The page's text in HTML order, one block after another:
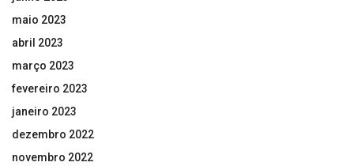
maio 2023
abril 2023
março 2023
fevereiro 2023
janeiro 2023
dezembro 2022
novembro 2022